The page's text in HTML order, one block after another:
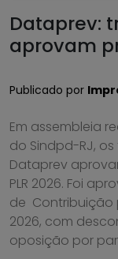
Dataprev:
aprovam
Publicado por
Em assembleia
do Sindpd-RJ,
Dataprev
PLR 2026. Foi
de Contribuição
2026, com
oposição por